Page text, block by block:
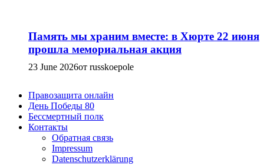
Память мы храним вместе: в Хюрте 22 июня
прошла мемориальная акция
23 June 2026от russkoepole
Правозащита онлайн
День Победы 80
Бессмертный полк
Контакты
Обратная связь
Impressum
Datenschutzerklärung